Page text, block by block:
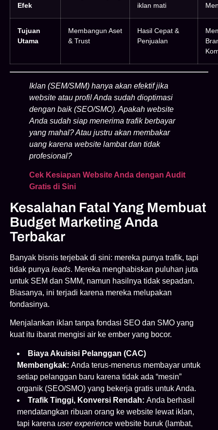
Efek
iklan mati
Tujuan
Utama
Membangun Aset
& Trust
Hasil Cepat &
Penjualan
Iklan (SEM/SMM) hanya akan efektif jika
website atau profil Anda sudah dioptimasi
dengan baik (SEO/SMO). Apakah website
Anda sudah siap menerima trafik berbayar
yang mahal? Atau justru akan membakar
uang karena website lambat dan tidak
profesional?
Cek Kesiapan Website Anda dengan Audit
Gratis di Sini
Kesalahan Fatal Yang Membuat
Budget Marketing Anda
Terbakar
Banyak bisnis terjebak di sini: mereka punya trafik, tapi
tidak punya leads. Mereka menghabiskan puluhan juta
untuk SEM dan SMM, namun hasilnya tidak sepadan.
Biasanya, ini terjadi karena mereka melupakan
fondasinya.
Menjalankan iklan tanpa fondasi SEO dan SMO yang
kuat itu ibarat mengisi air ke ember yang bocor.
Biaya Akuisisi Pelanggan (CAC)
Membengkak: Anda terus-menerus membayar untuk
setiap pelanggan baru karena tidak ada “mesin”
organik (SEO/SMO) yang bekerja gratis untuk Anda.
Trafik Tinggi, Konversi Rendah: Anda berhasil
mendatangkan ribuan orang ke website lewat iklan,
tapi karena user experience website buruk (lambat,